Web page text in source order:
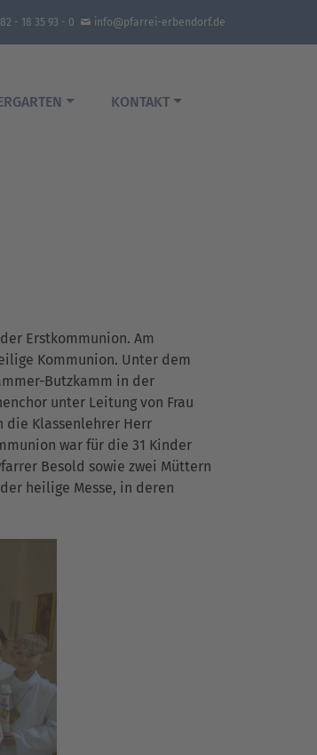
- 18 35 93 - 0 info@pfarrei-erbendorf.de
KONTAKT
Erstkommunion. Am
Kommunion. Unter dem
Butzkamm in der
unter Leitung von Frau
die Klassenlehrer Herr
war für die 31 Kinder
Besold sowie zwei Müttern
heilige Messe, in deren